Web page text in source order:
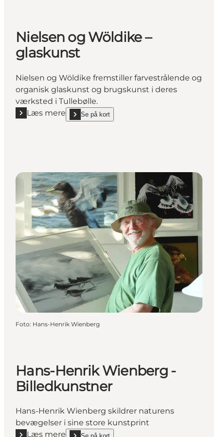
Nielsen og Wöldike –
glaskunst
Nielsen og Wöldike fremstiller farvestrålende og
organisk glaskunst og brugskunst i deres
værksted i Tullebølle.
Læs mere
Læs mere "Nielsen og Wöldike – glaskunst"
Se på kort
show Nielsen og Wöldike – glaskunst on_map
Foto: Hans-Henrik Wienberg
Hans-Henrik Wienberg -
Billedkunstner
Hans-Henrik Wienberg skildrer naturens
bevægelser i sine store kunstprint
Læs mere